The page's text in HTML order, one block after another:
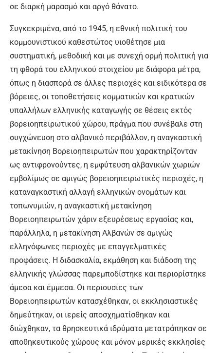
σε διαρκή μαρασμό και αργό θάνατο.
Συγκεκριμένα, από το 1945, η εθνική πολιτική του
κομμουνιστικού καθεστώτος υιοθέτησε μια
συστηματική, μεθοδική και με συνεχή ορμή πολιτική για
τη φθορά του ελληνικού στοιχείου με διάφορα μέτρα,
όπως η διασπορά σε άλλες περιοχές και ειδικότερα σε
βόρειες, οι τοποθετήσεις κομματικών και κρατικών
υπαλλήλων ελληνικής καταγωγής σε θέσεις εκτός
βορειοηπειρωτικού χώρου, πράγμα που συνέβαλε στη
συγχώνευση στο αλβανικό περιβάλλον, η αναγκαστική
μετακίνηση Βορειοηπειρωτών που χαρακτηρίζονταν
ως αντιφρονούντες, η εμφύτευση αλβανικών χωριών
εμβολίμως σε αμιγώς βορειοηπειρωτικές περιοχές, η
καταναγκαστική αλλαγή ελληνικών ονομάτων και
τοπωνυμιών, η αναγκαστική μετακίνηση
Βορειοηπειρωτών χάριν εξευρέσεως εργασίας και,
παράλληλα, η μετακίνηση Αλβανών σε αμιγώς
ελληνόφωνες περιοχές με επαγγελματικές
προφάσεις. Η διδασκαλία, εκμάθηση και διάδοση της
ελληνικής γλώσσας παρεμποδίστηκε και περιορίστηκε
άμεσα και έμμεσα. Οι περιουσίες των
Βορειοηπειρωτών κατασχέθηκαν, οι εκκλησιαστικές
δημεύτηκαν, οι ιερείς αποσχηματίσθηκαν και
διώχθηκαν, τα θρησκευτικά ιδρύματα μετατράπηκαν σε
αποθηκευτικούς χώρους και μόνον μερικές εκκλησίες